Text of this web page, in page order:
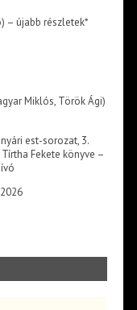
– újabb részletek*
Miklós, Török Ági)
est-sorozat, 3.
Fekete könyve –